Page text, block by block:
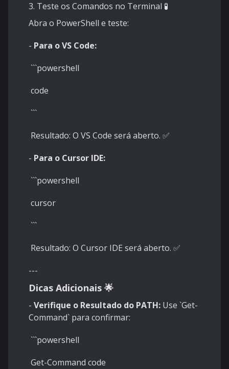
3. Teste os Comandos no Terminal 🧪
Abra o PowerShell e teste:
- Para o VS Code:
```powershell
code
```
Resultado: O VS Code será aberto. ✅
- Para o Cursor IDE:
```powershell
cursor
```
Resultado: O Cursor IDE será aberto. ✅
---
Dicas Adicionais 🌟
- Verifique o Resultado do PATH: Use `Get-
Command` para confirmar:
```powershell
Get-Command code